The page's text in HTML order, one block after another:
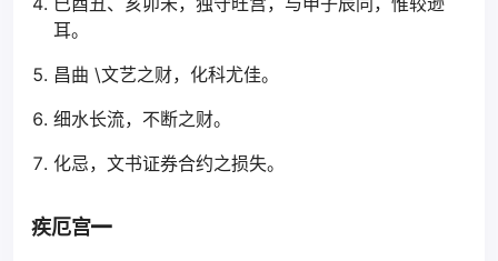
耳。
昌曲 \文艺之财，化科尤佳。
细水长流，不断之财。
化忌，文书证券合约之损失。
疾厄宫━